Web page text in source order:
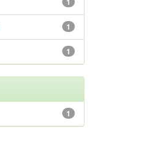
1
1
1